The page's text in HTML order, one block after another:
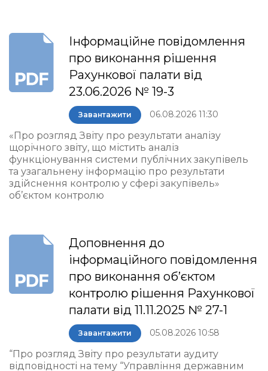
Інформаційне повідомлення
про виконання рішення
Рахункової палати від
23.06.2026 № 19-3
Завантажити 06.08.2026 11:30
«Про розгляд Звіту про результати аналізу
щорічного звіту, що містить аналіз
функціонування системи публічних закупівель
та узагальнену інформацію про результати
здійснення контролю у сфері закупівель»
об’єктом контролю
Доповнення до
інформаційного повідомлення
про виконання об’єктом
контролю рішення Рахункової
палати від 11.11.2025 № 27-1
Завантажити 05.08.2026 10:58
“Про розгляд Звіту про результати аудиту
відповідності на тему “Управління державним